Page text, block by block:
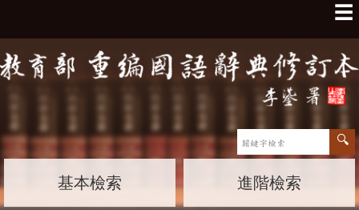
☰
基本檢索 進階檢索